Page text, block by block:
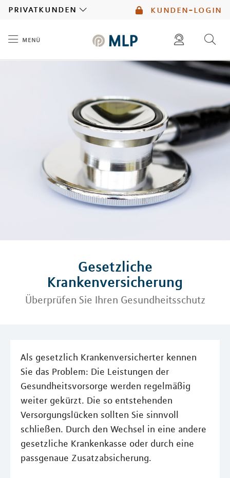
kunden-login
privatkunden
menü
diese website durchsuchen
Gesetzliche
Krankenversicherung
Überprüfen Sie Ihren Gesundheitsschutz
Als gesetzlich Krankenversicherter kennen
Sie das Problem: Die Leistungen der
Gesundheitsvorsorge werden regelmäßig
weiter gekürzt. Die so entstehenden
Versorgungslücken sollten Sie sinnvoll
schließen. Durch den Wechsel in eine andere
gesetzliche Krankenkasse oder durch eine
passgenaue Zusatzabsicherung.